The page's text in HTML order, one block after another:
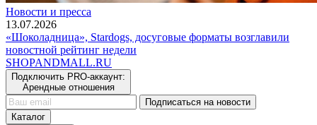
Новости и пресса
13.07.2026
«Шоколадница», Stardogs, досуговые форматы возглавили
новостной рейтинг недели
SHOPANDMALL.RU
Подключить PRO-аккаунт:
Арендные отношения
Подписаться на новости
Каталог